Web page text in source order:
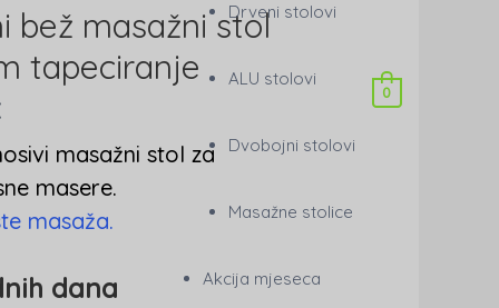
Drveni stolovi
ALU stolovi
Dvobojni stolovi
Masažne stolice
Akcija mjeseca
0
bež masažni stol
tapeciranje
masažni stol za
masere.
masaža.
dana